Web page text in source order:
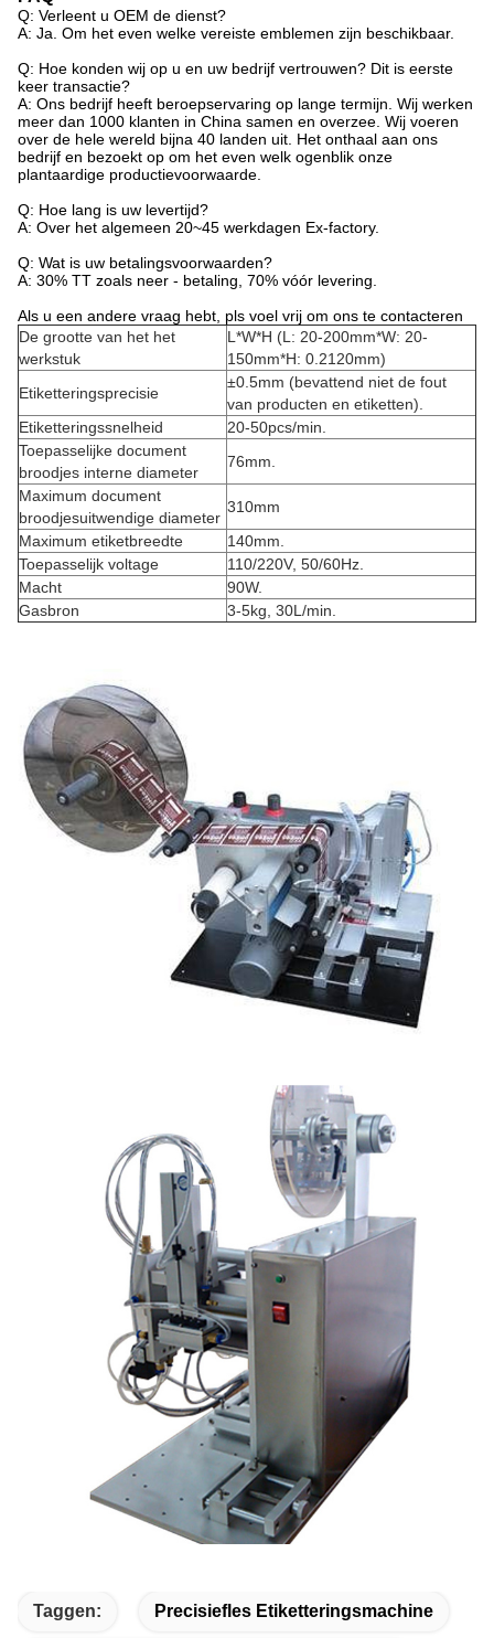
Q: Verleent u OEM de dienst?
A: Ja. Om het even welke vereiste emblemen zijn beschikbaar.
Q: Hoe konden wij op u en uw bedrijf vertrouwen? Dit is eerste
keer transactie?
A: Ons bedrijf heeft beroepservaring op lange termijn. Wij werken
meer dan 1000 klanten in China samen en overzee. Wij voeren
over de hele wereld bijna 40 landen uit. Het onthaal aan ons
bedrijf en bezoekt op om het even welk ogenblik onze
plantaardige productievoorwaarde.
Q: Hoe lang is uw levertijd?
A: Over het algemeen 20~45 werkdagen Ex-factory.
Q: Wat is uw betalingsvoorwaarden?
A: 30% TT zoals neer - betaling , 70% vóór levering.
Als u een andere vraag hebt, pls voel vrij om ons te contacteren
De grootte van het het
werkstuk
L*W*H (L: 20-200mm*W: 20-
150mm*H: 0.2120mm)
Etiketteringsprecisie
±0.5mm (bevattend niet de fout
van producten en etiketten).
Etiketteringssnelheid
20-50pcs/min.
Toepasselijke document
broodjes interne diameter
76mm.
Maximum document
broodjesuitwendige diameter
310mm
Maximum etiketbreedte
140mm.
Toepasselijk voltage
110/220V, 50/60Hz.
Macht
90W.
Gasbron
3-5kg, 30L/min.
Taggen: Precisiefles Etiketteringsmachine